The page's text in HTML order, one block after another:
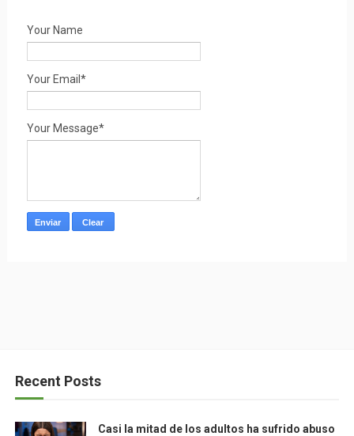
Your Name
Your Email*
Your Message*
Recent Posts
Casi la mitad de los adultos ha sufrido abuso